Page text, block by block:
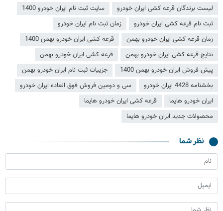
لیست برندگان قرعه کشی ایران خودرو
سایت ثبت نام ایران خودرو 1400
ثبت نام قرعه کشی ایران خودرو
زمان ثبت نام ایران خودرو
زمان قرعه کشی ایران خودرو بهمن
قرعه کشی ایران خودرو بهمن 1400
نتایج قرعه کشی ایران خودرو بهمن
قرعه کشی ایران خودرو بهمن
پیش فروش ایران خودرو بهمن 1400
جزییات ثبت نام ایران خودرو بهمن
بخشنامه 4428 ایران خودرو
سی و دومین فروش فوق العاده ایران خودرو
ایران خودرو هایما
قرعه کشی ایران خودرو هایما
محصولات جدید ایران خودرو هایما
نظر شما